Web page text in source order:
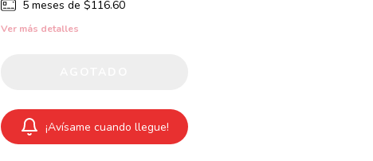
¡Avísame cuando llegue!